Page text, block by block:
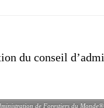
du conseil
de Forestiers du Monde®